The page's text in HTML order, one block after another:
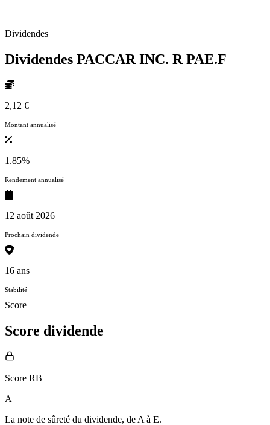
Dividendes
Dividendes PACCAR INC. R PAE.F
2,12 €
Montant annualisé
1.85%
Rendement annualisé
12 août 2026
Prochain dividende
16 ans
Stabilité
Score
Score dividende
Score RB
A
La note de sûreté du dividende, de A à E.